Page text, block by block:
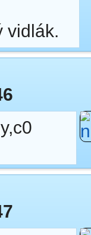
vidlák.